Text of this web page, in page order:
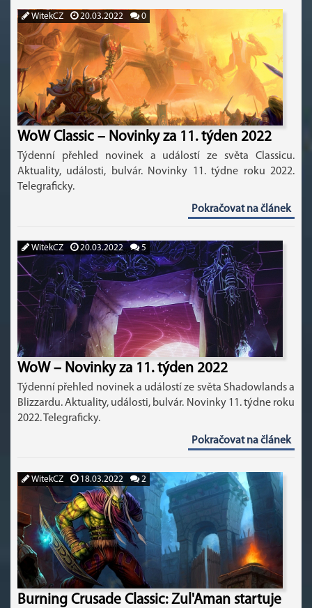
WitekCZ 20.03.2022 0
WoW Classic – Novinky za 11. týden 2022
Týdenní přehled novinek a událostí ze světa Classicu.
Aktuality, události, bulvár. Novinky 11. týdne roku 2022.
Telegraficky.
Pokračovat na článek
WitekCZ 20.03.2022 5
WoW – Novinky za 11. týden 2022
Týdenní přehled novinek a událostí ze světa Shadowlands a
Blizzardu. Aktuality, události, bulvár. Novinky 11. týdne roku
2022. Telegraficky.
Pokračovat na článek
WitekCZ 18.03.2022 2
Burning Crusade Classic: Zul'Aman startuje